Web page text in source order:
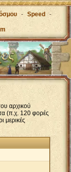
- Speed -
αρχικού
(π.χ. 120 φορές
μερικές